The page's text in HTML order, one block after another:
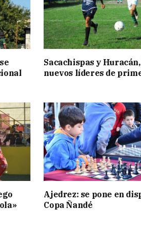
Sacachispas y
nuevos líderes de
Ajedrez: se pone en
Copa Ñandé